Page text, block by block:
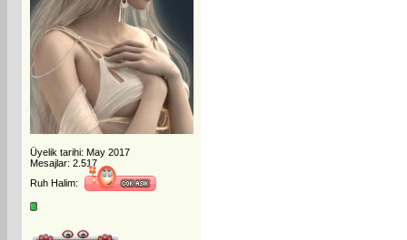
Üyelik tarihi: May 2017
Mesajlar: 2.517
Ruh Halim: